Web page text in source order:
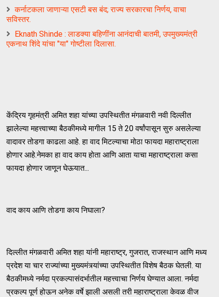
कर्नाटकला जाणाऱ्या एसटी बस बंद; राज्य सरकारचा निर्णय, वाचा
सविस्तर.
Eknath Shinde : लाडक्या बहिणींना आनंदाची बातमी, उपमुख्यमंत्री
एकनाथ शिंदे यांचा "या" गोष्टीला दिलासा.
केंद्रिय गृहमंत्री अमित शहा यांच्या उपस्थितीत मंगळवारी नवी दिल्लीत
झालेल्या महत्त्वाच्या बैठकीमध्ये मागील 15 ते 20 वर्षांपासून सुरु असलेल्या
वादावर तोडगा काढला आहे. हा वाद मिटल्याचा मोठा फायदा महाराष्ट्राला
होणार आहे.नेमका हा वाद काय होता आणि आता याचा महाराष्ट्राला कसा
फायदा होणार जाणून घेऊयात...
वाद काय आणि तोडगा काय निघाला?
दिल्लीत मंगळवारी अमित शहा यांनी महाराष्ट्र, गुजरात, राजस्थान आणि मध्य
प्रदेश या चार राज्यांच्या मुख्यमंत्र्यांच्या उपस्थितीत विशेष बैठक घेतली. या
बैठकीमध्ये नर्मदा प्रकल्पासंदर्भातील महत्त्वाचा निर्णय घेण्यात आला. नर्मदा
प्रकल्प पूर्ण होऊन अनेक वर्षे झाली असली तरी महाराष्ट्राला केवळ वीज